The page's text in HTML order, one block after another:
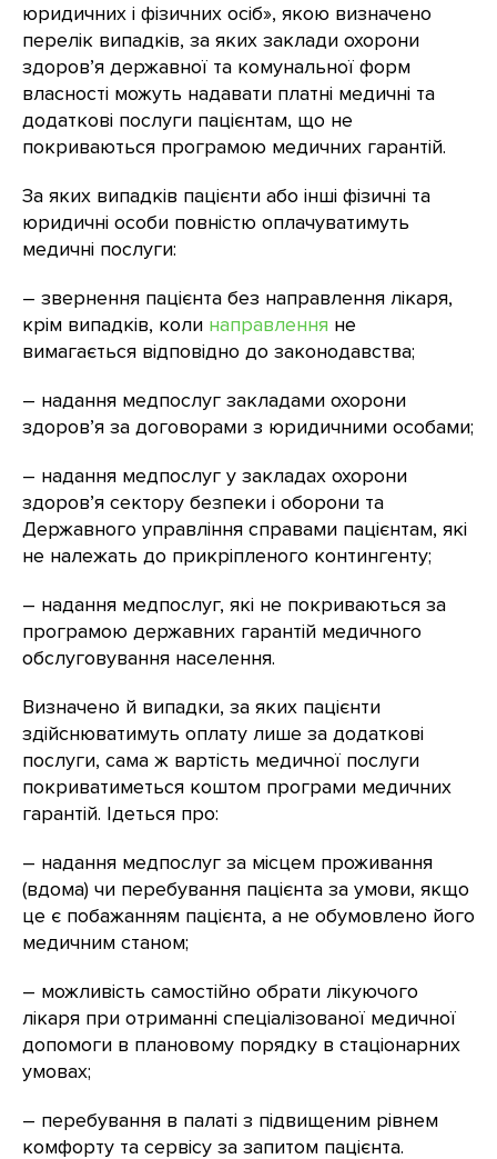
юридичних і фізичних осіб», якою визначено
перелік випадків, за яких заклади охорони
здоров’я державної та комунальної форм
власності можуть надавати платні медичні та
додаткові послуги пацієнтам, що не
покриваються програмою медичних гарантій.
За яких випадків пацієнти або інші фізичні та
юридичні особи повністю оплачуватимуть
медичні послуги:
– звернення пацієнта без направлення лікаря,
крім випадків, коли направлення не
вимагається відповідно до законодавства;
– надання медпослуг закладами охорони
здоров’я за договорами з юридичними особами;
– надання медпослуг у закладах охорони
здоров’я сектору безпеки і оборони та
Державного управління справами пацієнтам, які
не належать до прикріпленого контингенту;
– надання медпослуг, які не покриваються за
програмою державних гарантій медичного
обслуговування населення.
Визначено й випадки, за яких пацієнти
здійснюватимуть оплату лише за додаткові
послуги, сама ж вартість медичної послуги
покриватиметься коштом програми медичних
гарантій. Ідеться про:
– надання медпослуг за місцем проживання
(вдома) чи перебування пацієнта за умови, якщо
це є побажанням пацієнта, а не обумовлено його
медичним станом;
– можливість самостійно обрати лікуючого
лікаря при отриманні спеціалізованої медичної
допомоги в плановому порядку в стаціонарних
умовах;
– перебування в палаті з підвищеним рівнем
комфорту та сервісу за запитом пацієнта.